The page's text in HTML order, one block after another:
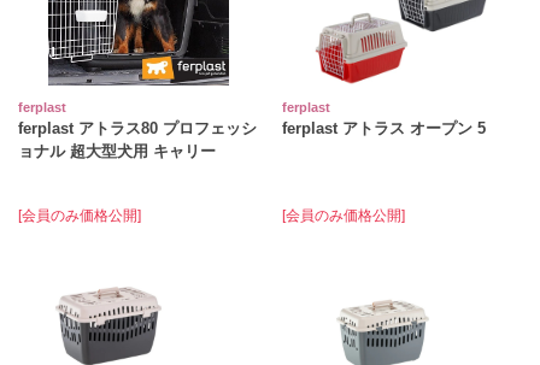
ferplast
ferplast アトラス80 プロフェッシ
ョナル 超大型犬用 キャリー
[会員のみ価格公開]
ferplast
ferplast アトラス オープン 5
[会員のみ価格公開]